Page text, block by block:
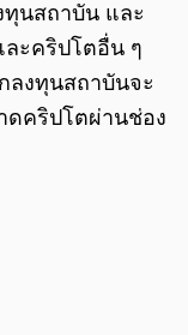
ทุนสถาบัน และ
ละคริปโตอื่น ๆ
ลงทุนสถาบันจะ
ดคริปโตผ่านช่อง